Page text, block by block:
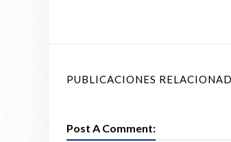
PUBLICACIONES
Post A Comment: